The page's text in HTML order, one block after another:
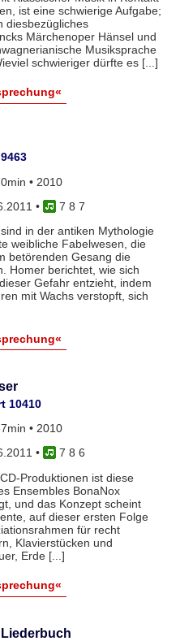
ist eine schwierige Aufgabe;
diesbezügliches
Märchenoper Hänsel und
Musiksprache
schwieriger dürfte es [...]
• 2010
•
7 8 7
in der antiken Mythologie
weibliche Fabelwesen, die
betörenden Gesang die
Homer berichtet, wie sich
Gefahr entzieht, indem
mit Wachs verstopft, sich
10410
• 2010
•
7 8 6
Produktionen ist diese
Ensembles BonaNox
und das Konzept scheint
auf dieser ersten Folge
für recht
Klavierstücken und
Erde [...]